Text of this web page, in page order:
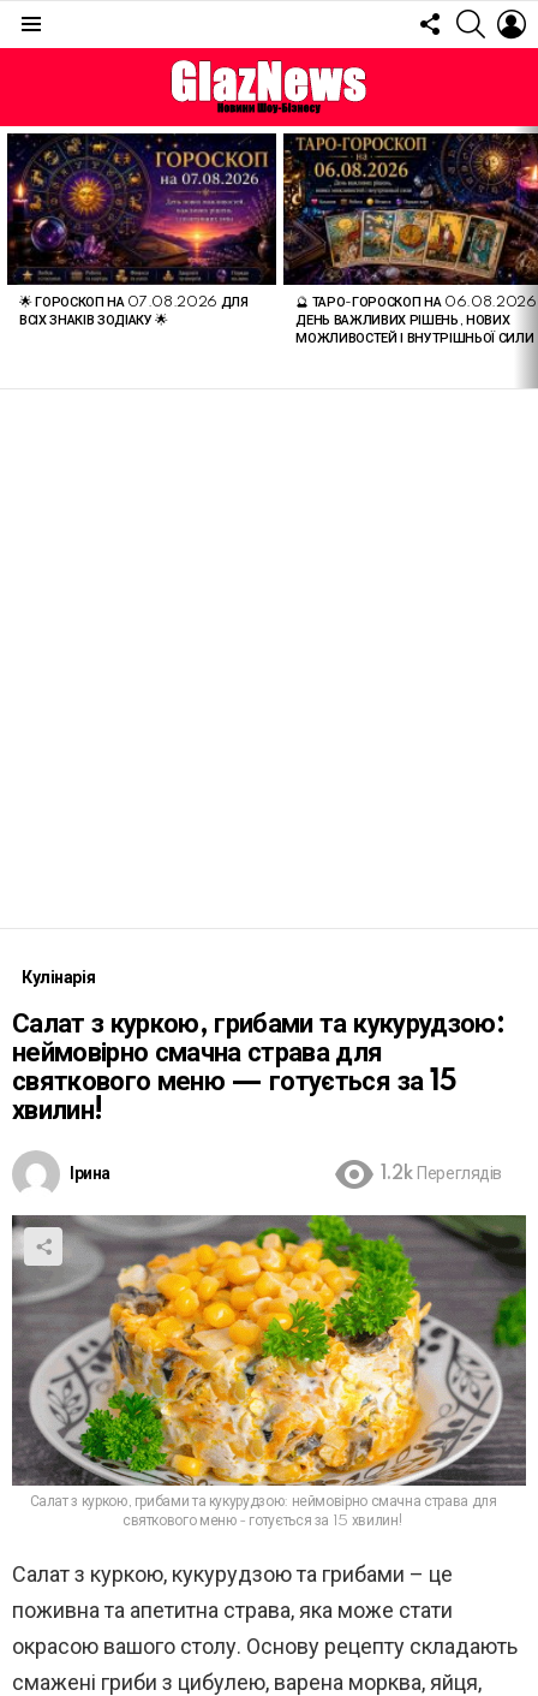
FOLLOW
US
ОСТАННІ
СТАТТІ
🌟 ГОРОСКОП НА 07.08.2026 ДЛЯ
ВСІХ ЗНАКІВ ЗОДІАКУ 🌟
🔮 ТАРО-ГОРОСКОП НА
ДЕНЬ ВАЖЛИВИХ РІШЕНЬ, НОВИХ
МОЖЛИВОСТЕЙ І ВНУТРІШНЬОЇ СИЛИ
Кулінарія
Салат з куркою, грибами та кукурудзою:
неймовірно смачна страва для
святкового меню — готується за 15
хвилин!
Ірина 1.2k Переглядів
Салат з куркою, грибами та кукурудзою: неймовірно смачна страва для
святкового меню - готується за 15 хвилин!
Салат з куркою, кукурудзою та грибами – це
поживна та апетитна страва, яка може стати
окрасою вашого столу. Основу рецепту складають
смажені гриби з цибулею, варена морква, яйця,